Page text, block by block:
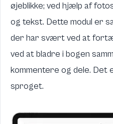
øjeblikke; ved hjælp af
og tekst. Dette modul er
der har svært ved at
ved at bladre i bogen
kommentere og dele. Det
sproget.